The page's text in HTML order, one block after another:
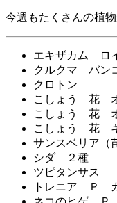
今週もたくさんの植
エキザカム ロ
クルクマ バン
クロトン
こしょう 花
こしょう 花
こしょう 花
サンスベリア
シダ ２種
ツピタンサス
トレニア Ｐ